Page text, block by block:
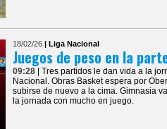
18/02/26 | Liga Nacional
Juegos de peso en la
09:28
| Tres partidos le dan vida a la
Nacional. Obras Basket espera por
subirse de nuevo a la cima. Gimnasia
la jornada con mucho en juego.